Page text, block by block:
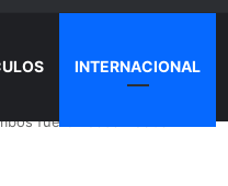
INTERNACIONAL
fueron as3s1nad0s